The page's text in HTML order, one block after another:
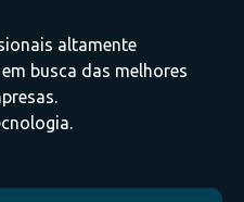
altamente
busca das melhores